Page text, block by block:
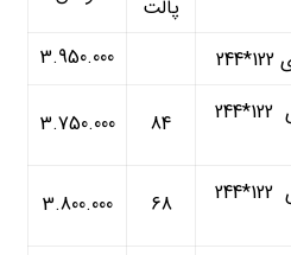
پالت
3.950.000
9 ميليمتري 122*244
84
3.750.000
11 ميليمتري 122*244
68
3.800.000